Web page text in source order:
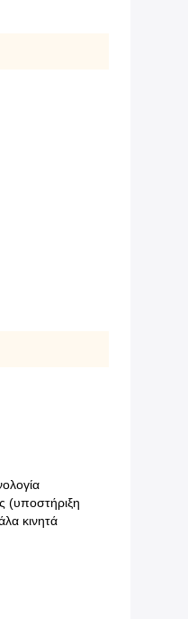
(υποστήριξη
κινητά